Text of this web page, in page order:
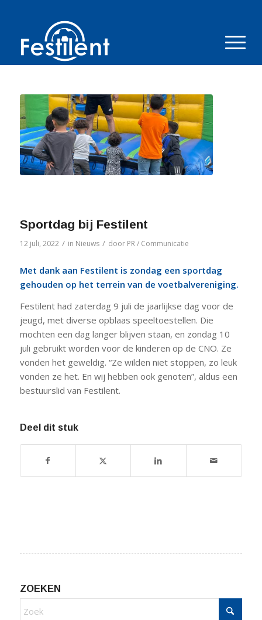
Sportdag bij Festilent
12 juli, 2022 / in Nieuws / door PR / Communicatie
Met dank aan Festilent is zondag een sportdag
gehouden op het terrein van de voetbalvereniging.
Festilent had zaterdag 9 juli de jaarlijkse dag voor de
jeugd, met diverse opblaas speeltoestellen. Die
mochten een dag langer blijven staan, en zondag 10
juli gebruikt worden voor de kinderen op de CNO. Ze
vonden het geweldig. “Ze wilden niet stoppen, zo leuk
vonden ze het. En wij hebben ook genoten”, aldus een
bestuurslid van Festilent.
Deel dit stuk
ZOEKEN